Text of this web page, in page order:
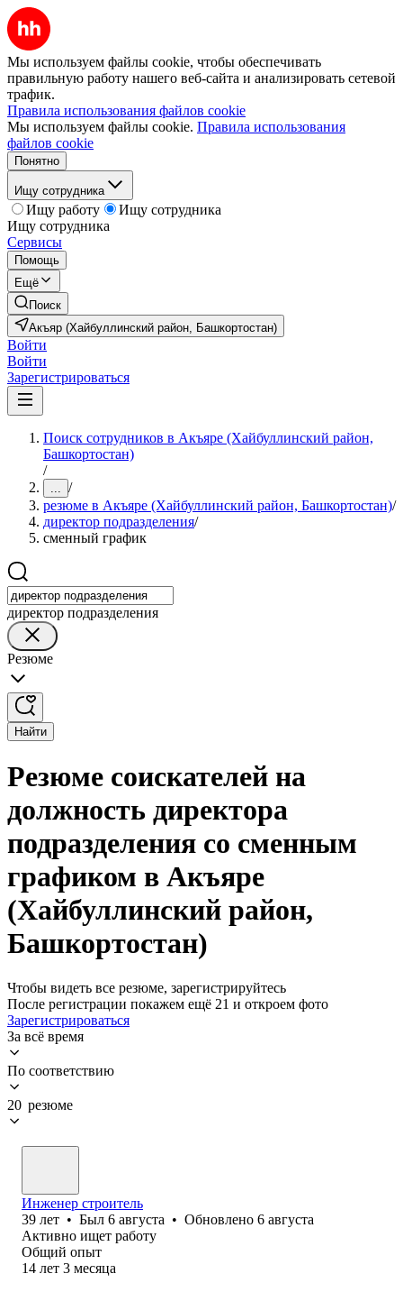
Мы используем файлы cookie, чтобы обеспечивать
правильную работу нашего веб-сайта и анализировать сетевой
трафик.
Правила использования файлов cookie
Мы используем файлы cookie. Правила использования
файлов cookie
Понятно
Ищу сотрудника
Ищу работу
Ищу сотрудника
Ищу сотрудника
Сервисы
Помощь
Ещё
Поиск
Акъяр (Хайбуллинский район, Башкортостан)
Войти
Войти
Зарегистрироваться
Поиск сотрудников в Акъяре (Хайбуллинский район,
Башкортостан)
/
... /
резюме в Акъяре (Хайбуллинский район, Башкортостан)/
директор подразделения/
сменный график
директор подразделения
Резюме
Найти
Резюме соискателей на
должность директора
подразделения со сменным
графиком в Акъяре
(Хайбуллинский район,
Башкортостан)
Чтобы видеть все резюме, зарегистрируйтесь
После регистрации покажем ещё 21 и откроем фото
Зарегистрироваться
За всё время
По соответствию
20 резюме
Инженер строитель
39 лет • Был 6 августа • Обновлено 6 августа
Активно ищет работу
Общий опыт
14 лет 3 месяца